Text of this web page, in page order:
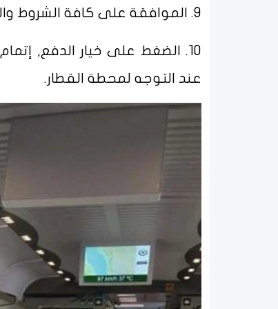
9. الموافقة على كافة الشروط والأحكام الخاصة.
10. الضغط على خيار الدفع,
عند التوجه لمحطة القطار.